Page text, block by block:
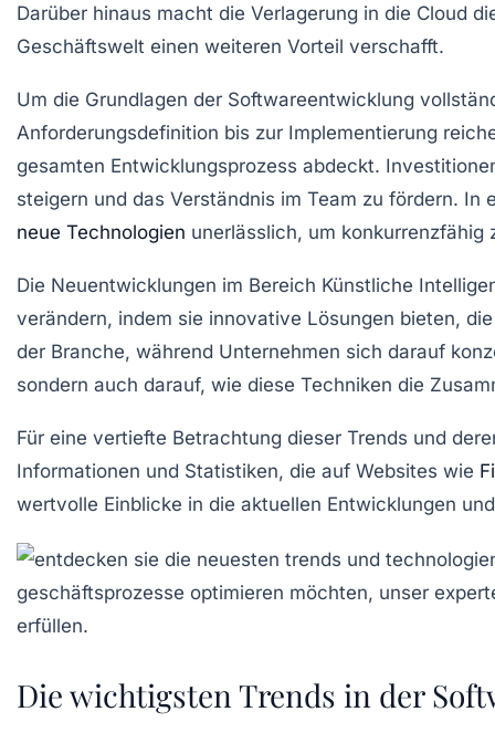
Darüber hinaus macht die Verlagerung in die Cloud
Geschäftswelt einen weiteren Vorteil verschafft.
Um die Grundlagen der Softwareentwicklung
Anforderungsdefinition bis zur Implementierung
gesamten Entwicklungsprozess abdeckt.
steigern und das Verständnis im Team zu fördern.
neue Technologien unerlässlich, um konkurrenzfähig
Die Neuentwicklungen im Bereich Künstliche
verändern, indem sie innovative Lösungen bieten,
der Branche, während Unternehmen sich darauf
sondern auch darauf, wie diese Techniken die
Für eine vertiefte Betrachtung dieser Trends und
Informationen und Statistiken, die auf Websites wie
wertvolle Einblicke in die aktuellen Entwicklungen
Die wichtigsten Trends in der